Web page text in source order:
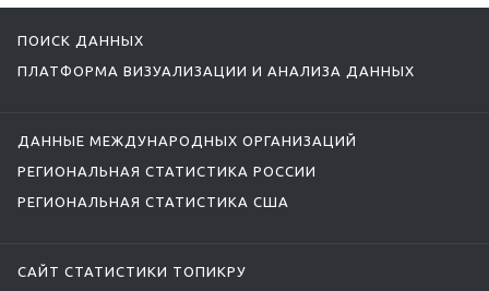
ПОИСК ДАННЫХ
ПЛАТФОРМА ВИЗУАЛИЗАЦИИ И АНАЛИЗА ДАННЫХ
ДАННЫЕ МЕЖДУНАРОДНЫХ ОРГАНИЗАЦИЙ
РЕГИОНАЛЬНАЯ СТАТИСТИКА РОССИИ
РЕГИОНАЛЬНАЯ СТАТИСТИКА США
САЙТ СТАТИСТИКИ ТОПИКРУ